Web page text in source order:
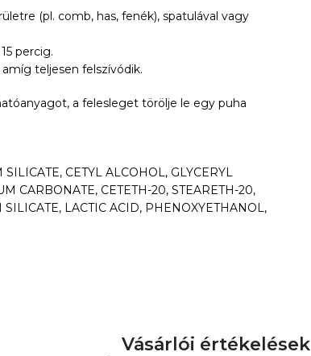
(pl. comb, has, fenék), spatulával vagy
percig.
teljesen felszívódik.
a felesleget törölje le egy puha
CETYL ALCOHOL, GLYCERYL
CARBONATE, CETETH-20, STEARETH-20,
LACTIC ACID, PHENOXYETHANOL,
Vásárlói értékelések